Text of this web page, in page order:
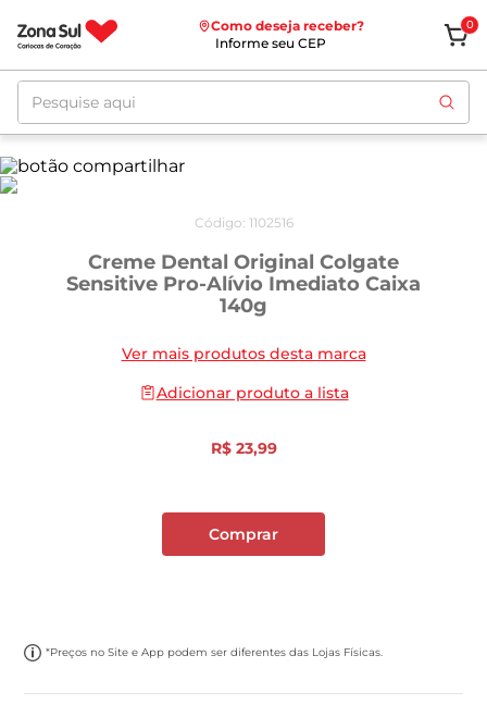
Como deseja receber?
Informe seu CEP
0
Pesquise aqui
Código: 1102516
Creme Dental Original Colgate
Sensitive Pro-Alívio Imediato Caixa
140g
Ver mais produtos desta marca
Adicionar produto a lista
R$ 23,99
Comprar
*Preços no Site e App podem ser diferentes das Lojas Físicas.